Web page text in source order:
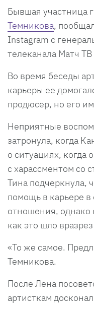
Бывшая участница
Темникова,
Instagram с
телеканала Матч ТВ
Во время беседы
карьеры ее
продюсер, но его
Неприятные
затронула, когда
о ситуациях, когда
с харассментом со
Тина подчеркнула,
помощь в карьере
отношения, однако
как это шло
«То же самое.
Темникова.
После Лена
артисткам